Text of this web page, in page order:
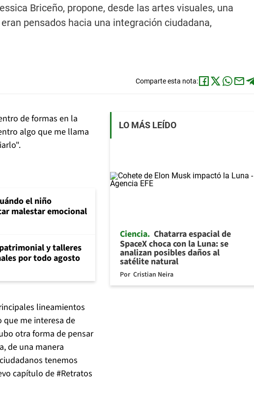
Briceño, propone, desde las artes visuales, una
pensados hacia una integración ciudadana,
Comparte esta nota:
de formas en la
algo que me llama
el niño
malestar emocional
y talleres
por todo agosto
lineamientos
que me interesa de
otra forma de pensar
de una manera
tenemos
capítulo de #Retratos
LO MÁS LEÍDO
Ciencia Chatarra espacial de
SpaceX choca con la Luna: se
analizan posibles daños al
satélite natural
Por Cristian Neira